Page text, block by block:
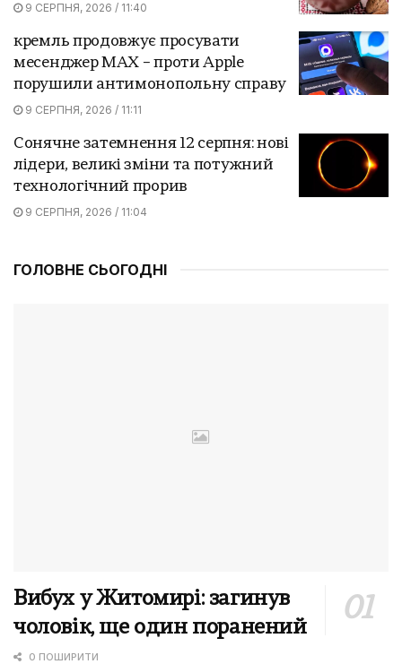
9 СЕРПНЯ, 2026 / 11:40
кремль продовжує просувати
месенджер MAX – проти Apple
порушили антимонопольну справу
9 СЕРПНЯ, 2026 / 11:11
Сонячне затемнення 12 серпня: нові
лідери, великі зміни та потужний
технологічний прорив
9 СЕРПНЯ, 2026 / 11:04
ГОЛОВНЕ СЬОГОДНІ
Вибух у Житомирі: загинув
чоловік, ще один поранений
0 ПОШИРИТИ